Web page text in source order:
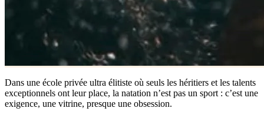
Dans une école privée ultra élitiste où seuls les héritiers et les talents
exceptionnels ont leur place, la natation n’est pas un sport : c’est une
exigence, une vitrine, presque une obsession.